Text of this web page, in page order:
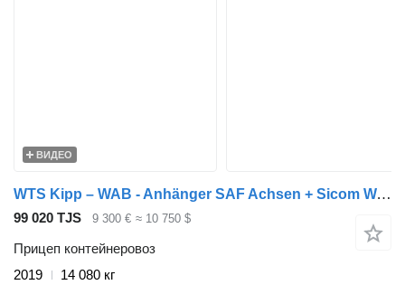
ВИДЕО
WTS Kipp – WAB - Anhänger SAF Achsen + Sicom WAB
99 020 TJS 9 300 € ≈ 10 750 $
Прицеп контейнеровоз
2019
14 080 кг